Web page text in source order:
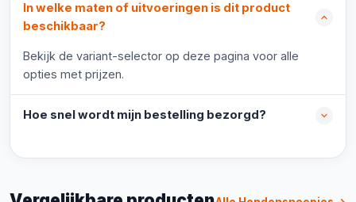
In welke maten of uitvoeringen is dit product
beschikbaar?
Bekijk de variant-selector op deze pagina voor alle
opties met prijzen.
Hoe snel wordt mijn bestelling bezorgd?